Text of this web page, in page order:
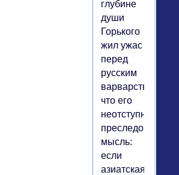
глубине
души
Горького
жил ужас
перед
русским
варварством,
что его
неотступно
преследовала
мысль:
если
азиатская